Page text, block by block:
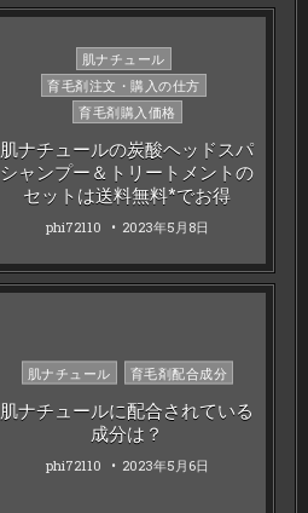
Posted
in
肌ナチュール
育毛剤注文・購入の仕方
育毛剤購入価格
肌ナチュールの炭酸ヘッドスパ
シャンプー＆トリートメントの
セットは送料無料*でお得
phi72110 2023年5月8日
Posted
肌ナチュール 育毛剤配合成分
肌ナチュールに配合されている
成分は？
phi72110 2023年5月6日